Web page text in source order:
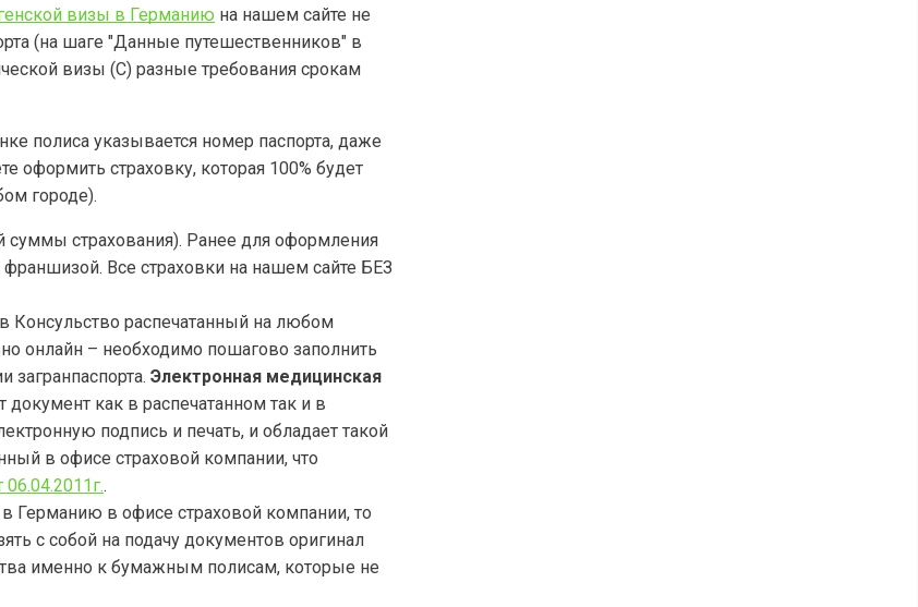
визы в Германию на нашем сайте не
(на шаге "Данные путешественников" в
визы (C) разные требования срокам
полиса указывается номер паспорта, даже
оформить страховку, которая 100% будет
городе).
страхования). Ранее для оформления
Все страховки на нашем сайте БЕЗ
Консульство распечатанный на любом
онлайн – необходимо пошагово заполнить
Электронная медицинская
документ как в распечатанном так и в
подпись и печать, и обладает такой
в офисе страховой компании, что
.
Германию в офисе страховой компании, то
с собой на подачу документов оригинал
именно к бумажным полисам, которые не